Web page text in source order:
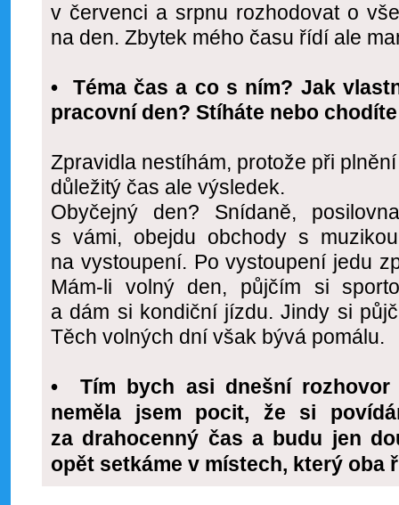
v červenci a srpnu rozhodovat o
na den. Zbytek mého času řídí ale
• Téma čas a co s ním? Jak
pracovní den? Stíháte nebo
Zpravidla nestíhám, protože při
důležitý čas ale výsledek.
Obyčejný den? Snídaně,
s vámi, obejdu obchody s
na vystoupení. Po vystoupení jedu
Mám-li volný den, půjčím si
a dám si kondiční jízdu. Jindy si
Těch volných dní však bývá pomálu.
• Tím bych asi dnešní rozhovor
neměla jsem pocit, že si
za drahocenný čas a budu jen
opět setkáme v místech, který oba